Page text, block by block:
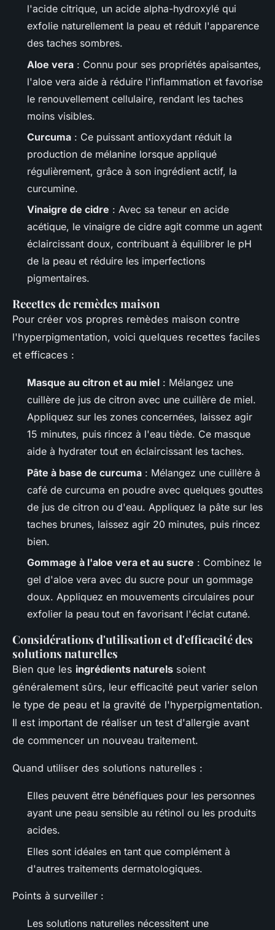
l'acide citrique, un acide alpha-hydroxylé qui
exfolie naturellement la peau et réduit l'apparence
des taches sombres.
Aloe vera : Connu pour ses propriétés apaisantes,
l'aloe vera aide à réduire l'inflammation et favorise
le renouvellement cellulaire, rendant les taches
moins visibles.
Curcuma : Ce puissant antioxydant réduit la
production de mélanine lorsque appliqué
régulièrement, grâce à son ingrédient actif, la
curcumine.
Vinaigre de cidre : Avec sa teneur en acide
acétique, le vinaigre de cidre agit comme un agent
éclaircissant doux, contribuant à équilibrer le pH
de la peau et réduire les imperfections
pigmentaires.
Recettes de remèdes maison
Pour créer vos propres remèdes maison contre
l'hyperpigmentation, voici quelques recettes faciles
et efficaces :
Masque au citron et au miel : Mélangez une
cuillère de jus de citron avec une cuillère de miel.
Appliquez sur les zones concernées, laissez agir
15 minutes, puis rincez à l'eau tiède. Ce masque
aide à hydrater tout en éclaircissant les taches.
Pâte à base de curcuma : Mélangez une cuillère à
café de curcuma en poudre avec quelques gouttes
de jus de citron ou d'eau. Appliquez la pâte sur les
taches brunes, laissez agir 20 minutes, puis rincez
bien.
Gommage à l'aloe vera et au sucre : Combinez le
gel d'aloe vera avec du sucre pour un gommage
doux. Appliquez en mouvements circulaires pour
exfolier la peau tout en favorisant l'éclat cutané.
Considérations d'utilisation et d'efficacité des
solutions naturelles
Bien que les ingrédients naturels soient
généralement sûrs, leur efficacité peut varier selon
le type de peau et la gravité de l'hyperpigmentation.
Il est important de réaliser un test d'allergie avant
de commencer un nouveau traitement.
Quand utiliser des solutions naturelles :
Elles peuvent être bénéfiques pour les personnes
ayant une peau sensible au rétinol ou les produits
acides.
Elles sont idéales en tant que complément à
d'autres traitements dermatologiques.
Points à surveiller :
Les solutions naturelles nécessitent une